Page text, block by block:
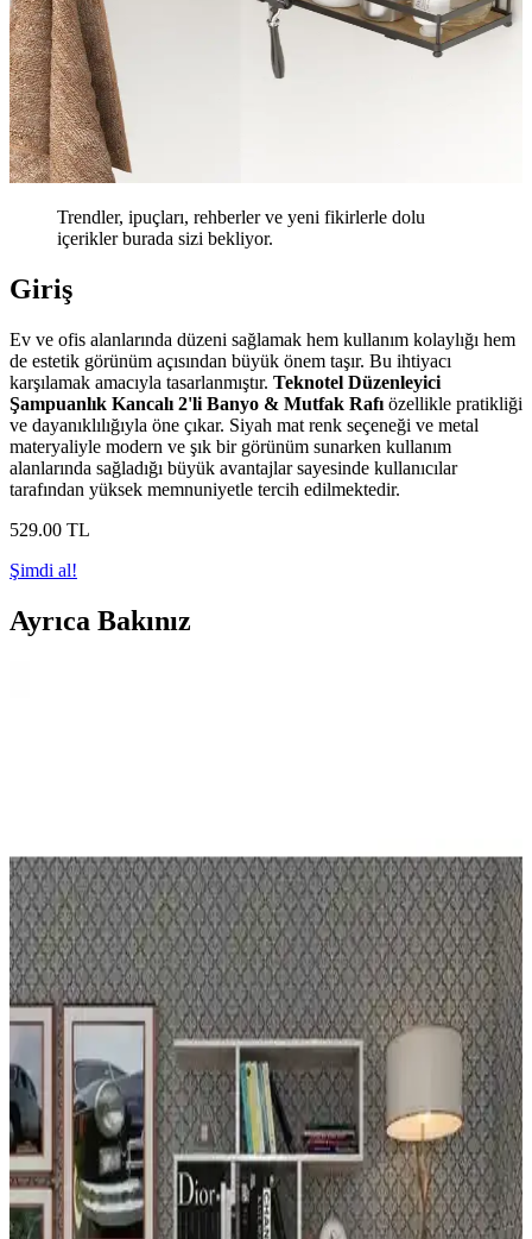
Trendler, ipuçları, rehberler ve yeni fikirlerle dolu
içerikler burada sizi bekliyor.
Giriş
Ev ve ofis alanlarında düzeni sağlamak hem kullanım kolaylığı hem
de estetik görünüm açısından büyük önem taşır. Bu ihtiyacı
karşılamak amacıyla tasarlanmıştır. Teknotel Düzenleyici
Şampuanlık Kancalı 2'li Banyo & Mutfak Rafı özellikle pratikliği
ve dayanıklılığıyla öne çıkar. Siyah mat renk seçeneği ve metal
materyaliyle modern ve şık bir görünüm sunarken kullanım
alanlarında sağladığı büyük avantajlar sayesinde kullanıcılar
tarafından yüksek memnuniyetle tercih edilmektedir.
529.00 TL
Şimdi al!
Ayrıca Bakınız
Çeşitli duvar rafları karşılaştırması: malzeme, boyut
ve kullanıcı yorumları
İki duvar rafı ürününü malzeme, boyut ve kullanıcı geri
bildirimleriyle detaylı karşılaştırıyoruz. Dayanıklılık, montaj
kolaylığı ve estetik açısından önemli bilgiler içerir.
Petek Üstü Raf Montajı: İşlevsellik ve Estetik İçin
Uygun Yöntemler
Petek üstü raflar, ısıtma performansını etkilemeden alan tasarrufu
sağlar, estetik katarken montaj teknikleri ve malzeme seçimleri
önemlidir.
Vega Duvar Rafı: Estetik ve Fonksiyonellik Sunan
Modern Duvar Ünitesi